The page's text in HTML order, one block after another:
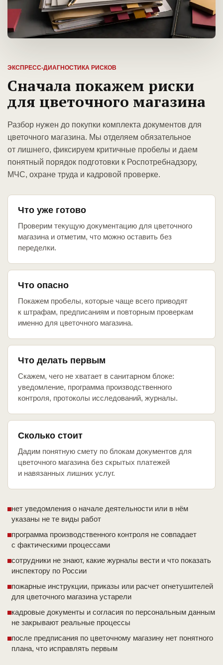
ЭКСПРЕСС-ДИАГНОСТИКА РИСКОВ
Сначала покажем риски
для цветочного магазина
Разбор нужен до покупки комплекта документов для
цветочного магазина. Мы отделяем обязательное
от лишнего, фиксируем критичные пробелы и даем
понятный порядок подготовки к Роспотребнадзору,
МЧС, охране труда и кадровой проверке.
Что уже готово
Проверим текущую документацию для цветочного
магазина и отметим, что можно оставить без
переделки.
Что опасно
Покажем пробелы, которые чаще всего приводят
к штрафам, предписаниям и повторным проверкам
именно для цветочного магазина.
Что делать первым
Скажем, чего не хватает в санитарном блоке:
уведомление, программа производственного
контроля, протоколы исследований, журналы.
Сколько стоит
Дадим понятную смету по блокам документов для
цветочного магазина без скрытых платежей
и навязанных лишних услуг.
нет уведомления о начале деятельности или в нём
указаны не те виды работ
программа производственного контроля не совпадает
с фактическими процессами
сотрудники не знают, какие журналы вести и что показать
инспектору по России
пожарные инструкции, приказы или расчет огнетушителей
для цветочного магазина устарели
кадровые документы и согласия по персональным данным
не закрывают реальные процессы
после предписания по цветочному магазину нет понятного
плана, что исправлять первым